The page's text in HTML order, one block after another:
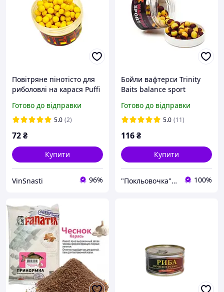
Повітряне пінотісто для
риболовлі на карася Puffi
протеїновій оболонці
Готово до відправки
5.0 (2)
72₴
Купити
VinSnasti 96%
Бойли вафтерси Trinity
Baits balance sport
(10-12мм) 50г
Готово до відправки
5.0 (11)
116₴
Купити
"Покльовочка" - магазин товарів для риболовлі 100%